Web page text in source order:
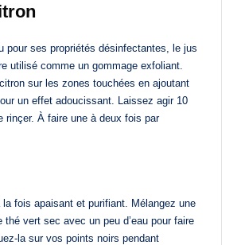
pour ses propriétés désinfectantes, le jus
utilisé comme un gommage exfoliant.
sur les zones touchées en ajoutant
un effet adoucissant. Laissez agir 10
rinçer. À faire une à deux fois par
fois apaisant et purifiant. Mélangez une
thé vert sec avec un peu d’eau pour faire
la sur vos points noirs pendant